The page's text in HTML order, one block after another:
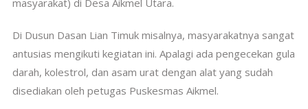
Di Dusun Dasan Lian Timuk misalnya, masyarakatnya sangat
antusias mengikuti kegiatan ini. Apalagi ada pengecekan gula
darah, kolestrol, dan asam urat dengan alat yang sudah
disediakan oleh petugas Puskesmas Aikmel.